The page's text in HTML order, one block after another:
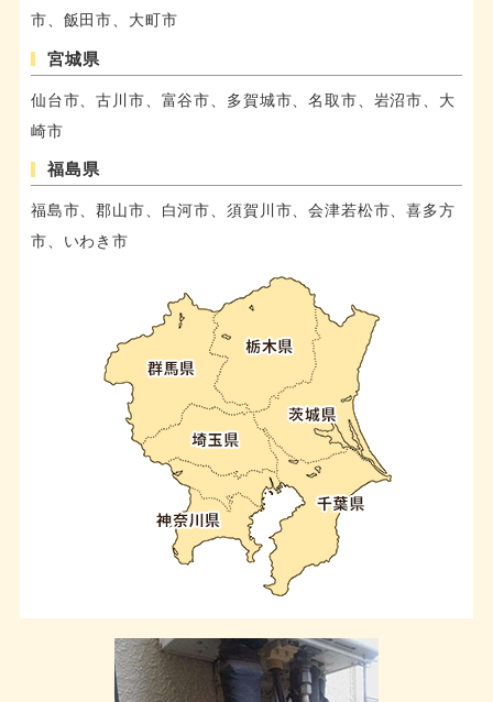
市、飯田市、大町市
宮城県
仙台市、古川市、富谷市、多賀城市、名取市、岩沼市、大
崎市
福島県
福島市、郡山市、白河市、須賀川市、会津若松市、喜多方
市、いわき市